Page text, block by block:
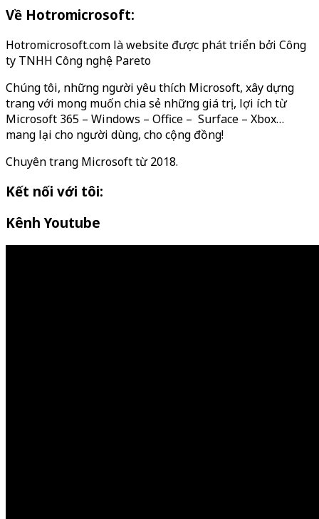
Về Hotromicrosoft:
Hotromicrosoft.com là website được phát triển bởi Công
ty TNHH Công nghệ Pareto
Chúng tôi, những người yêu thích Microsoft, xây dựng
trang với mong muốn chia sẻ những giá trị, lợi ích từ
Microsoft 365 – Windows – Office – Surface – Xbox…
mang lại cho người dùng, cho cộng đồng!
Chuyên trang Microsoft từ 2018.
Kết nối với tôi:
Kênh Youtube